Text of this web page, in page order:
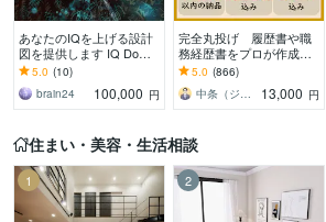
あなたのIQを上げる設計
図を提供します IQ Domin
ance 圧倒的なアップグレ
ードで人生変革
5.0 (10)
brain24
100,000 円
完全丸投げ 履歴書や職
務経歴書をプロが作成し
ます ゼロから作成代行/ポ
イント解説付 総販売実
績2000件突破
5.0 (866)
中条（ジョインキャリアオフィス）
13,000 円
住まい・美容・生活相談
1 2